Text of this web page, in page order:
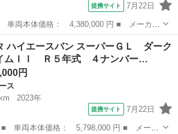
提携サイト 7月22日
ハイエースバン ■ グレード名： スー
ＩＩ ディスプレイナビ・ＴＶ・アラウン
エース
ハイエースバン スーパーＧＬ ダーク
ムＩＩ Ｒ５年式 ４ナンバー…
円
ス
2023年
提携サイト 7月22日